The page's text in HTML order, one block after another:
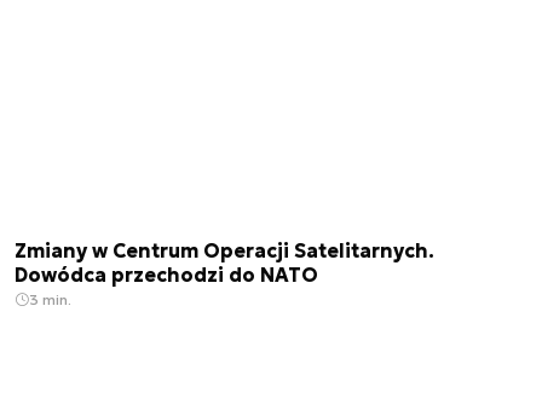
Zmiany w Centrum Operacji Satelitarnych.
Dowódca przechodzi do NATO
3 min.